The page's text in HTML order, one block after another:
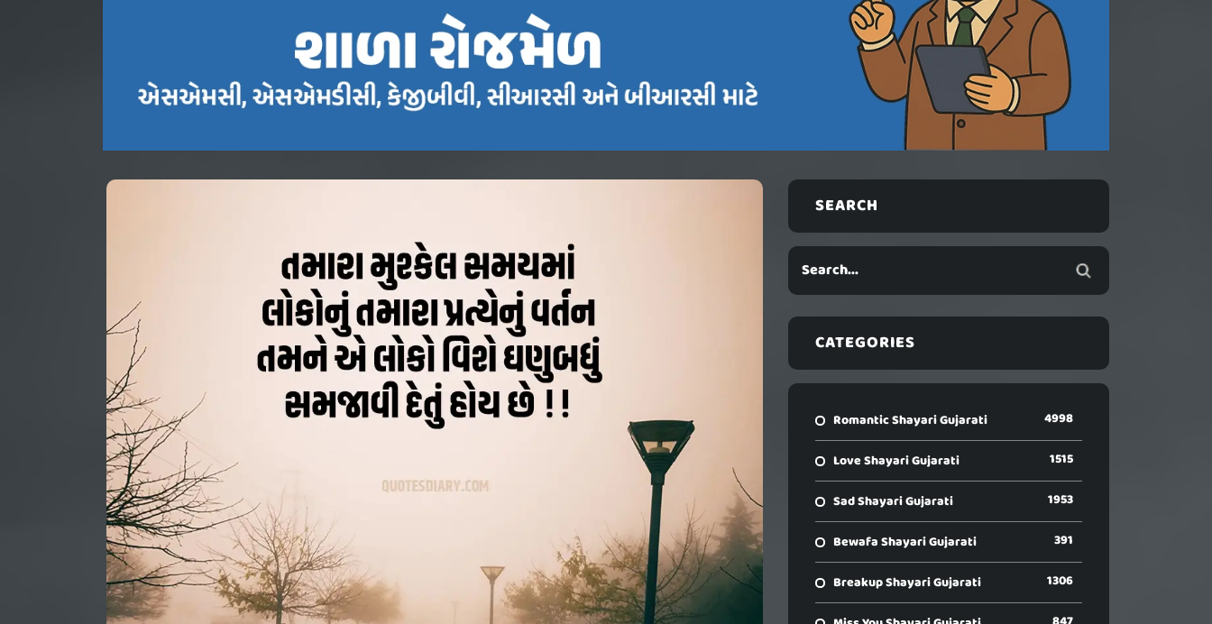
SEARCH
CATEGORIES
Romantic Shayari Gujarati 4998
Love Shayari Gujarati 1515
Sad Shayari Gujarati 1953
Bewafa Shayari Gujarati 391
Breakup Shayari Gujarati 1306